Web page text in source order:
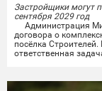
Застройщики могут
сентября 2029 год
Администрация
договора о
посёлка
ответственная
свяжет разные
улучшили